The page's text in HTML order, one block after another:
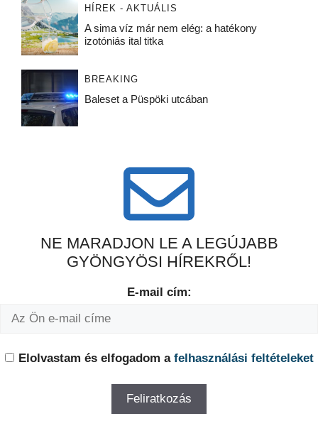
HÍREK - AKTUÁLIS
A sima víz már nem elég: a hatékony
izotóniás ital titka
BREAKING
Baleset a Püspöki utcában
NE MARADJON LE A LEGÚJABB
GYÖNGYÖSI HÍREKRŐL!
E-mail cím:
Elolvastam és elfogadom a felhasználási feltételeket